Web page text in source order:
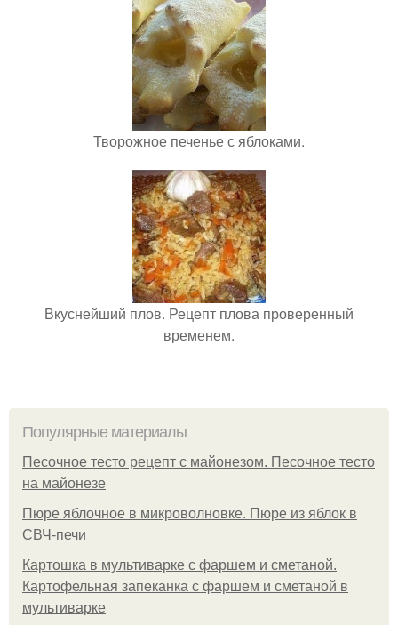
Творожное печенье с яблоками.
Вкуснейший плов. Рецепт плова проверенный
временем.
Популярные материалы
Песочное тесто рецепт с майонезом. Песочное тесто
на майонезе
Пюре яблочное в микроволновке. Пюре из яблок в
СВЧ-печи
Картошка в мультиварке с фаршем и сметаной.
Картофельная запеканка с фаршем и сметаной в
мультиварке